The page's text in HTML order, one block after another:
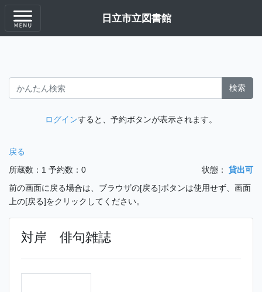
日立市立図書館
検索
ログインすると、予約ボタンが表示されます。
戻る
所蔵数：1 予約数：0 状態：
貸出可
前の画面に戻る場合は、ブラウザの[戻る]ボタンは使用せず、画面
上の[戻る]をクリックしてください。
対岸 俳句雑誌